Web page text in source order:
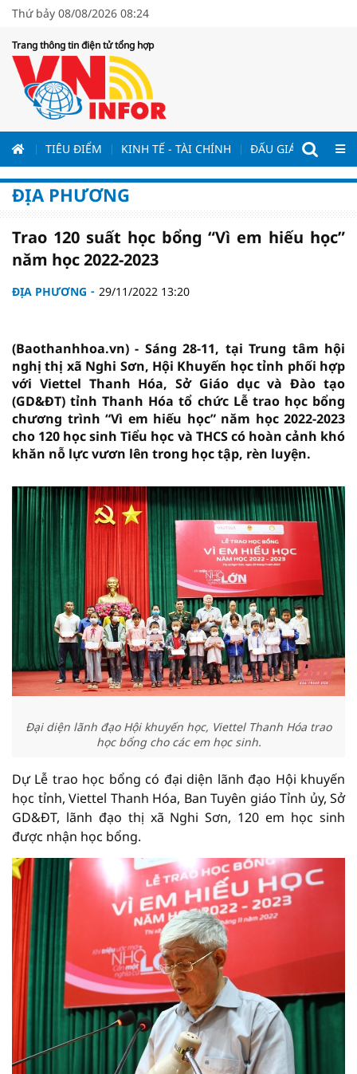
Thứ bảy 08/08/2026 08:24
Trang thông tin điện tử tổng hợp
TIÊU ĐIỂM KINH TẾ - TÀI CHÍNH ĐẤU GIÁ - ĐẤU
ĐỊA PHƯƠNG
Trao 120 suất học bổng “Vì em hiếu học”
năm học 2022-2023
ĐỊA PHƯƠNG 29/11/2022 13:20
(Baothanhhoa.vn) - Sáng 28-11, tại Trung tâm hội
nghị thị xã Nghi Sơn, Hội Khuyến học tỉnh phối hợp
với Viettel Thanh Hóa, Sở Giáo dục và Đào tạo
(GD&ĐT) tỉnh Thanh Hóa tổ chức Lễ trao học bổng
chương trình “Vì em hiếu học” năm học 2022-2023
cho 120 học sinh Tiểu học và THCS có hoàn cảnh khó
khăn nỗ lực vươn lên trong học tập, rèn luyện.
Đại diện lãnh đạo Hội khuyến học, Viettel Thanh Hóa trao
học bổng cho các em học sinh.
Dự Lễ trao học bổng có đại diện lãnh đạo Hội khuyến
học tỉnh, Viettel Thanh Hóa, Ban Tuyên giáo Tỉnh ủy, Sở
GD&ĐT, lãnh đạo thị xã Nghi Sơn, 120 em học sinh
được nhận học bổng.